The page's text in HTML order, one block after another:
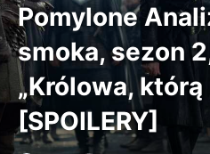
Pomylone
smoka, sezon
„Królowa, którą
[SPOILERY]